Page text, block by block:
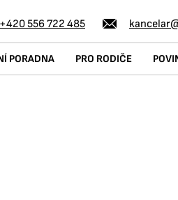
+420 556 722 485
PORADNA PRO RODIČE